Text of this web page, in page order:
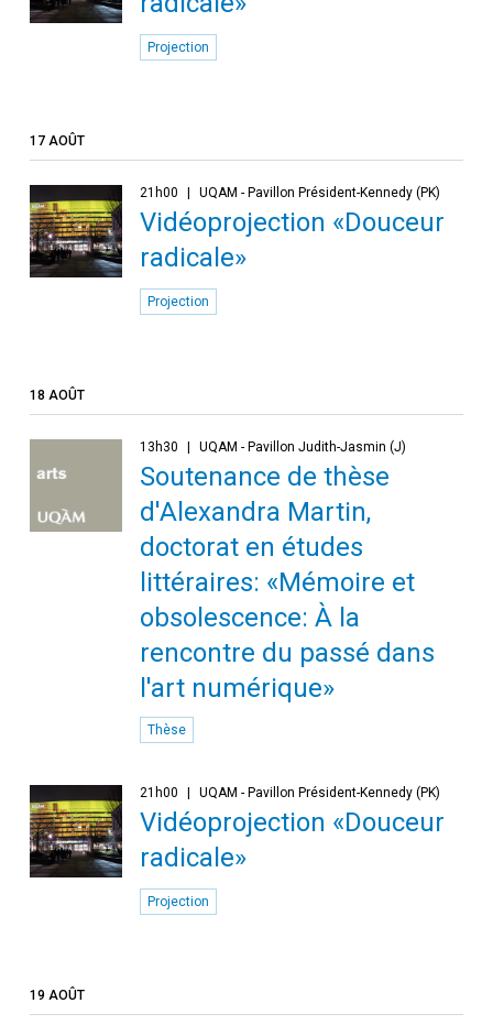
Projection
17 AOÛT
21h00 UQAM - Pavillon Président-Kennedy (PK)
Vidéoprojection «Douceur
radicale»
Projection
18 AOÛT
13h30 UQAM - Pavillon Judith-Jasmin (J)
Soutenance de thèse
d'Alexandra Martin,
doctorat en études
littéraires: «Mémoire et
obsolescence: À la
rencontre du passé dans
l'art numérique»
Thèse
21h00 UQAM - Pavillon Président-Kennedy (PK)
Vidéoprojection «Douceur
radicale»
Projection
19 AOÛT